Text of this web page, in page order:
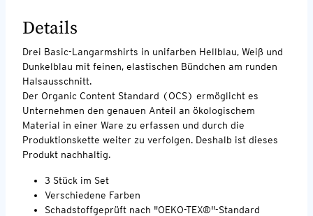
Details
Drei Basic-Langarmshirts in unifarben Hellblau, Weiß und
Dunkelblau mit feinen, elastischen Bündchen am runden
Halsausschnitt.
Der Organic Content Standard (OCS) ermöglicht es
Unternehmen den genauen Anteil an ökologischem
Material in einer Ware zu erfassen und durch die
Produktionskette weiter zu verfolgen. Deshalb ist dieses
Produkt nachhaltig.
3 Stück im Set
Verschiedene Farben
Schadstoffgeprüft nach "OEKO-TEX®"-Standard